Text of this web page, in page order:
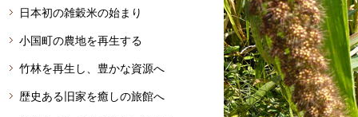
日本初の雑穀米の始まり
小国町の農地を再生する
竹林を再生し、豊かな資源へ
歴史ある旧家を癒しの旅館へ